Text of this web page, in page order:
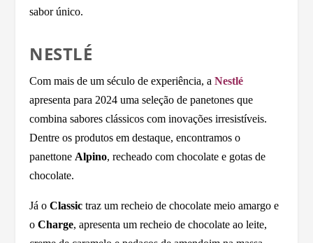
sabor único.
NESTLÉ
Com mais de um século de experiência, aNestlé
apresenta para 2024 uma seleção de panetones que
combina sabores clássicos com inovações irresistíveis.
Dentre os produtos em destaque, encontramos o
panettone Alpino, recheado com chocolate e gotas de
chocolate.
Já oClassictraz um recheio de chocolate meio amargo e
oCharge, apresenta um recheio de chocolate ao leite,